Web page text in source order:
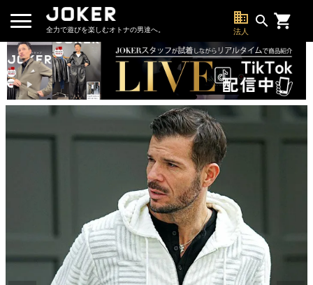
全力で遊びを楽しむオトナの男達へ。
business
法人
search